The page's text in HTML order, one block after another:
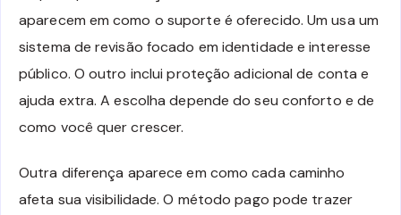
aparecem em como o suporte é oferecido. Um usa um
sistema de revisão focado em identidade e interesse
público. O outro inclui proteção adicional de conta e
ajuda extra. A escolha depende do seu conforto e de
como você quer crescer.
Outra diferença aparece em como cada caminho
afeta sua visibilidade. O método pago pode trazer